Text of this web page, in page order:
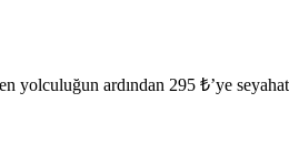
yolculuğun ardından 295 ₺’ye